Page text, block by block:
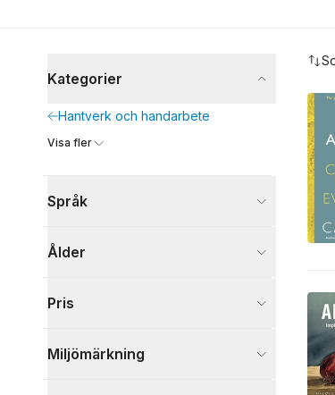
Kategorier
Hantverk och handarbete
Visa fler
Språk
Ålder
Pris
Miljömärkning